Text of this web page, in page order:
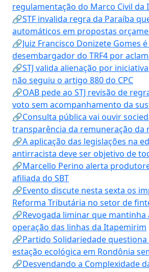
regulamentação do Marco Civil da
🔗STF invalida regra da Paraíba
automáticos em propostas
🔗Juiz Francisco Donizete Gomes
desembargador do TRF4 por
🔗STJ valida alienação por
não seguiu o artigo 880 do CPC
🔗OAB pede ao STJ revisão de
voto sem acompanhamento da
🔗Consulta pública vai ouvir
transparência da remuneração da
🔗A aplicação das legislações na
antirracista deve ser objetivo de
🔗Marcello Perino alerta
afiliada do SBT
🔗Evento discute nesta sexta os
Reforma Tributária no setor de
🔗Revogada liminar que mantinha
operação das linhas da Itapemirim
🔗Partido Solidariedade questiona
estação ecológica em Rondônia
🔗Desvendando a Complexidade